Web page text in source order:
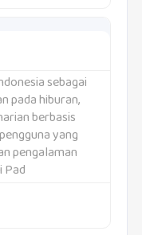
sebagai
pada hiburan,
berbasis
yang
pengalaman
Pad
performa,